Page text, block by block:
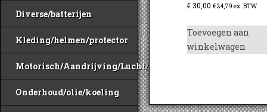
Diverse/batterijen
Kleding/helmen/protector
Motorisch/Aandrijving/Lucht/Benzine
Onderhoud/olie/koeling
€ 30,00 €24,79 ex. BTW
Toevoegen aan
winkelwagen